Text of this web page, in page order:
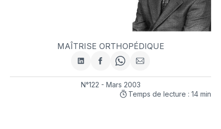
MAÎTRISE ORTHOPÉDIQUE
Partager
sur
LinkedIn
Partager
sur
Facebook
Share
on
WhatsApp
Partager
par
courriel
N°122 - Mars 2003
Temps de lecture : 14 min